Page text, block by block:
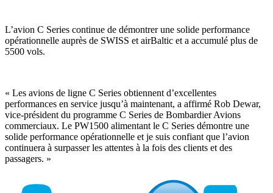
L’avion C Series continue de démontrer une solide performance
opérationnelle auprès de SWISS et airBaltic et a accumulé plus de
5500 vols.
« Les avions de ligne C Series obtiennent d’excellentes
performances en service jusqu’à maintenant, a affirmé Rob Dewar,
vice-président du programme C Series de Bombardier Avions
commerciaux. Le PW1500 alimentant le C Series démontre une
solide performance opérationnelle et je suis confiant que l’avion
continuera à surpasser les attentes à la fois des clients et des
passagers. »